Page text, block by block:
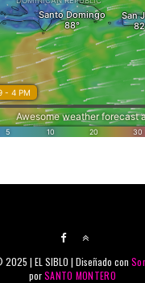
| EL SIBLO | Diseñado con
porSANTO MONTERO